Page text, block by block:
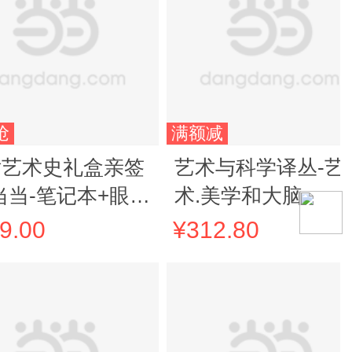
术史礼盒亲签
当-笔记本+眼罩
盒+贴纸+亲签
满额减
艺术与科学译丛-艺
术.美学和大脑
¥312.80